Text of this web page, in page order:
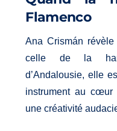
Flamenco
Ana Crismán
celle de la
d’Andalousie, elle
instrument au cœur
une créativité